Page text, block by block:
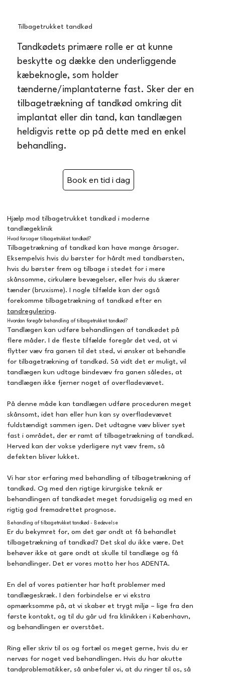
Tilbagetrukket tandkød
Tandkødets primære rolle er at kunne
beskytte og dække den underliggende
kæbeknogle, som holder
tænderne/implantaterne fast. Sker der en
tilbagetrækning af tandkød omkring dit
implantat eller din tand, kan tandlægen
heldigvis rette op på dette med en enkel
behandling.
Hjælp mod tilbagetrukket tandkød i moderne
tandlægeklinik
Hvad forsager tilbagetrukket tandkød?
Tilbagetrækning af tandkød kan have mange årsager.
Eksempelvis hvis du børster for hårdt med tandbørsten,
hvis du børster frem og tilbage i stedet for i mere
skånsomme, cirkulære bevægelser, eller hvis du skærer
tænder (bruxisme). I nogle tilfælde kan der også
forekomme tilbagetrækning af tandkød efter en
tandregulering.
Hvordan foregår behandling af tilbagetrukket tandkød?
Tandlægen kan udføre behandlingen af tandkødet på
flere måder. I de fleste tilfælde foregår det ved, at vi
flytter væv fra ganen til det sted, vi ønsker at behandle
for tilbagetrækning af tandkød. Så vidt det er muligt, vil
tandlægen kun udtage bindevæv fra ganen således, at
tandlægen ikke fjerner noget af overfladevævet.
På denne måde kan tandlægen udføre proceduren meget
skånsomt, idet han eller hun kan sy overfladevævet
fuldstændigt sammen igen. Det udtagne væv bliver syet
fast i området, der er ramt af tilbagetrækning af tandkød.
Herved kan der vokse yderligere nyt væv frem, så
defekten bliver lukket.
Vi har stor erfaring med behandling af tilbagetrækning af
tandkød. Og med den rigtige kirurgiske teknik er
behandlingen af tandkødet meget forudsigelig og med en
rigtig god fremadrettet prognose.
Behandling af tilbagetrukket tandkød - Bedøvelse
Er du bekymret for, om det gør ondt at få behandlet
tilbagetrækning af tandkød? Det skal du ikke være. Det
behøver ikke at gøre ondt at skulle til tandlæge og få
behandlinger. Det er vores motto her hos ADENTA.
En del af vores patienter har haft problemer med
tandlægeskræk. I den forbindelse er vi ekstra
opmærksomme på, at vi skaber et trygt miljø – lige fra den
første kontakt, og til du går ud fra klinikken i København,
og behandlingen er overstået.
Ring eller skriv til os og fortæl os meget gerne, hvis du er
nervøs for noget ved behandlingen. Hvis du har akutte
tandproblematikker, så anbefaler vi, at du ringer til os, så